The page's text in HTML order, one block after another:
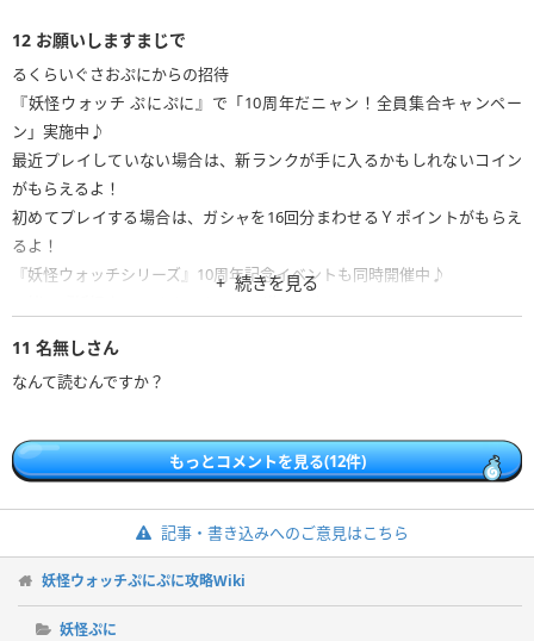
12 お願いしますまじで
るくらいぐさおぷにからの招待
『妖怪ウォッチ ぷにぷに』で「10周年だニャン！全員集合キャンペー
ン」実施中♪
最近プレイしていない場合は、新ランクが手に入るかもしれないコイン
がもらえるよ！
初めてプレイする場合は、ガシャを16回分まわせるＹポイントがもらえ
るよ！
『妖怪ウォッチシリーズ』10周年記念イベントも同時開催中♪
https://ywp.page.link/tbKnGjhGEdHDqNwT9
※上記のURLからプレイすると、このメッセージを送った相手にプレゼン
続きを見る
11 名無しさん
なんて読むんですか？
もっとコメントを見る(12件)
記事・書き込みへのご意見はこちら
妖怪ウォッチぷにぷに攻略Wiki
妖怪ぷに